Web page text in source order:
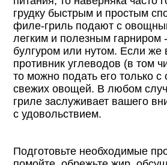
грудку быстрым и простым
филе-гриль подают с
легким и полезным гарниром
булгуром или нутом. Если
противник углеводов (в том
то можно подать его только с
свежих овощей. В любом
гриле заслуживает вашего
с удовольствием.
Подготовьте необходимые